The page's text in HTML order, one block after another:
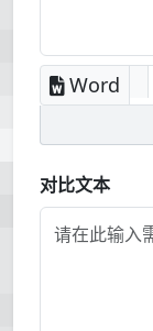
Word
对比文本